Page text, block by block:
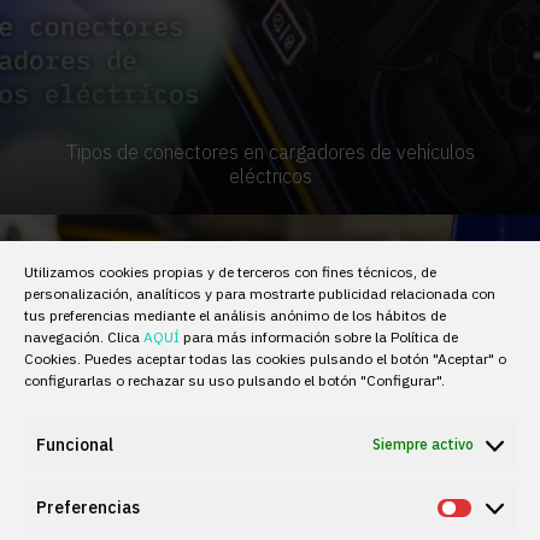
Utilizamos cookies propias y de terceros con fines técnicos, de
personalización, analíticos y para mostrarte publicidad relacionada con
tus preferencias mediante el análisis anónimo de los hábitos de
navegación. Clica AQUÍ para más información sobre la Política de
Cookies. Puedes aceptar todas las cookies pulsando el botón "Aceptar" o
configurarlas o rechazar su uso pulsando el botón "Configurar".
Funcional Siempre activo
Preferencias
Tipos de conectores en cargadores de vehículos
eléctricos